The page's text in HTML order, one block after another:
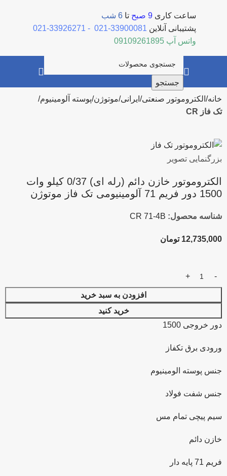
ساعت کاری 9 صبح تا 6 شب
پشتیبانی آنلاین 33900081-021
-
33926271-021
واتس آپ 09109261895
جستجو
خانه الکتروموتور صنعتی ایرانی موتوژن پوسته آلومینیوم
تک فاز CR
بزرگنمایی تصویر
الکتروموتور خازن دائم (رله ای) 0/37 کیلو وات
1500 دور فریم 71 آلومینیومی تک فاز موتوژن
شناسه محصول: CR 71-4B
12,735,000 تومان
افزودن به سبد خرید
خرید کنید
دور خروجی 1500
ورودی برق تکفاز
جنس پوسته الومینیوم
جنس شفت فولاد
سیم پیچی تمام مس
خازن دائم
فریم 71 پایه دار